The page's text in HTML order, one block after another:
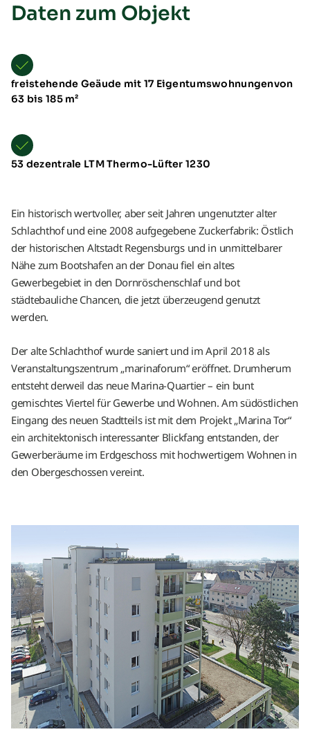
Schulungen & Seminare
Förderung
Downloads
TTL Aufstellarten
Daten zum Objekt
freistehende Geäude mit 17 Eigentumswohnungenvon
63 bis 185 m²
53 dezentrale LTM Thermo-Lüfter 1230
Ein historisch wertvoller, aber seit Jahren ungenutzter alter
Schlachthof und eine 2008 aufgegebene Zuckerfabrik: Östlich
der historischen Altstadt Regensburgs und in unmittelbarer
Nähe zum Bootshafen an der Donau fiel ein altes
Gewerbegebiet in den Dornröschenschlaf und bot
städtebauliche Chancen, die jetzt überzeugend genutzt
werden.
Der alte Schlachthof wurde saniert und im April 2018 als
Veranstaltungszentrum „marinaforum“ eröffnet. Drumherum
entsteht derweil das neue Marina-Quartier – ein bunt
gemischtes Viertel für Gewerbe und Wohnen. Am südöstlichen
Eingang des neuen Stadtteils ist mit dem Projekt „Marina Tor“
ein architektonisch interessanter Blickfang entstanden, der
Gewerberäume im Erdgeschoss mit hochwertigem Wohnen in
den Obergeschossen vereint.